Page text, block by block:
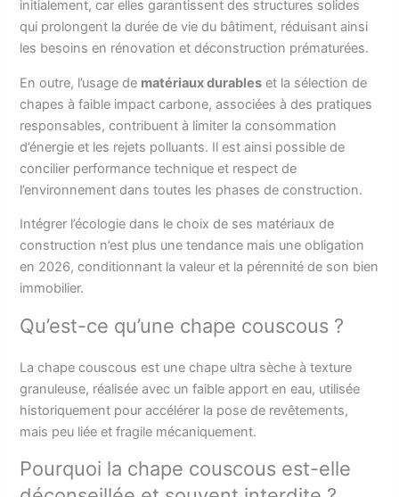
initialement, car elles garantissent des structures solides
qui prolongent la durée de vie du bâtiment, réduisant ainsi
les besoins en rénovation et déconstruction prématurées.
En outre, l’usage de matériaux durables et la sélection de
chapes à faible impact carbone, associées à des pratiques
responsables, contribuent à limiter la consommation
d’énergie et les rejets polluants. Il est ainsi possible de
concilier performance technique et respect de
l’environnement dans toutes les phases de construction.
Intégrer l’écologie dans le choix de ses matériaux de
construction n’est plus une tendance mais une obligation
en 2026, conditionnant la valeur et la pérennité de son bien
immobilier.
Qu’est-ce qu’une chape couscous ?
La chape couscous est une chape ultra sèche à texture
granuleuse, réalisée avec un faible apport en eau, utilisée
historiquement pour accélérer la pose de revêtements,
mais peu liée et fragile mécaniquement.
Pourquoi la chape couscous est-elle